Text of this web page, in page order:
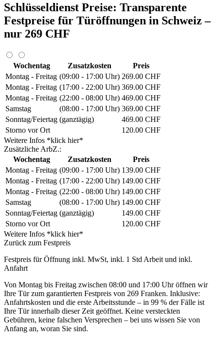
Schlüsseldienst Preise: Transparente
Festpreise für Türöffnungen in Schweiz –
nur 269 CHF
Wochentag Zusatzkosten
Preis
Montag - Freitag (09:00 - 17:00 Uhr) 269.00 CHF
Montag - Freitag (17:00 - 22:00 Uhr) 369.00 CHF
Montag - Freitag (22:00 - 08:00 Uhr) 469.00 CHF
Samstag
(08:00 - 17:00 Uhr) 369.00 CHF
Sonntag/Feiertag (ganztägig)
469.00 CHF
Storno vor Ort
120.00 CHF
Weitere Infos *klick hier*
Zusätzliche ArbZ.:
Wochentag
Zusatzkosten
Preis
Montag - Freitag (09:00 - 17:00 Uhr) 139.00 CHF
Montag - Freitag (17:00 - 22:00 Uhr) 149.00 CHF
Montag - Freitag (22:00 - 08:00 Uhr) 149.00 CHF
Samstag
(08:00 - 17:00 Uhr) 149.00 CHF
Sonntag/Feiertag (ganztägig)
149.00 CHF
Storno vor Ort
120.00 CHF
Weitere Infos *klick hier*
Zurück zum Festpreis
Festpreis für Öffnung inkl. MwSt, inkl. 1 Std Arbeit und inkl.
Anfahrt
Von Montag bis Freitag zwischen 08:00 und 17:00 Uhr öffnen wir
Ihre Tür zum garantierten Festpreis von 269 Franken. Inklusive:
Anfahrtskosten und die erste Arbeitsstunde – in 99 % der Fälle ist
Ihre Tür innerhalb dieser Zeit geöffnet. Keine versteckten
Gebühren, keine falschen Versprechen – bei uns wissen Sie von
Anfang an, woran Sie sind.